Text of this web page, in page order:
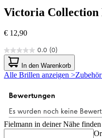
Victoria Collection
€ 12,90
0.0 (0)
0.0
von
5
Sternen.
In den Warenkorb
Alle Brillen anzeigen >
Fielmann in deiner Nähe finden